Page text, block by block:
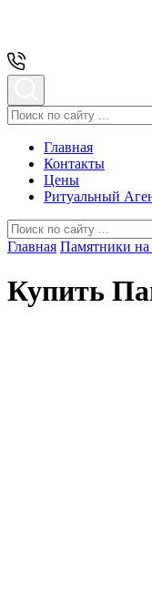
Главная
Контакты
Цены
Ритуальный
Главная Памятники на
Купить